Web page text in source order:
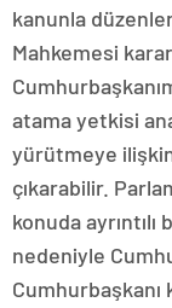
kanunla
Mahkemesi
atama yetkisi
yürütmeye
çıkarabilir.
konuda
nedeniyle
Cumhurbaşkanı